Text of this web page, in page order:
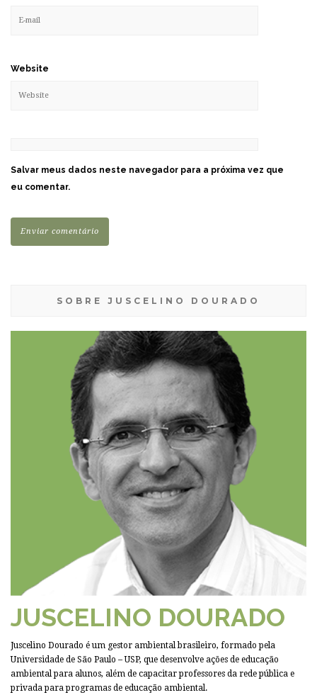
Website
Salvar meus dados neste navegador para a próxima vez que
eu comentar.
SOBRE JUSCELINO DOURADO
JUSCELINO DOURADO
Juscelino Dourado é um gestor ambiental brasileiro, formado pela
Universidade de São Paulo – USP, que desenvolve ações de educação
ambiental para alunos, além de capacitar professores da rede pública e
privada para programas de educação ambiental.